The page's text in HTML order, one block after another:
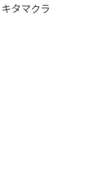
キタマクラ